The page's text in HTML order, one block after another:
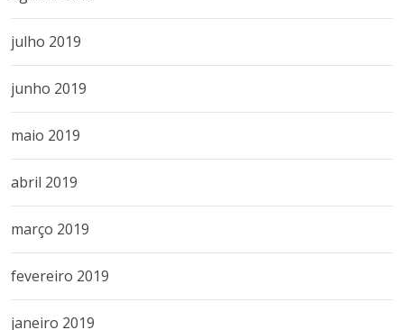
julho 2019
junho 2019
maio 2019
abril 2019
março 2019
fevereiro 2019
janeiro 2019